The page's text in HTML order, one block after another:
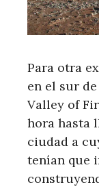
Para otra
en el sur
Valley of
hora hasta
ciudad a
tenían que